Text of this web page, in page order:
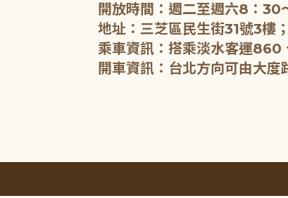
開放時間：週二至週六8：
地址：三芝區民生街31號3
乘車資訊：搭乘淡水客運
開車資訊：台北方向可由大度